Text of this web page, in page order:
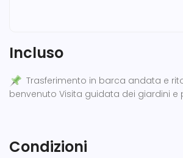
Incluso
Trasferimento in barca andata e
benvenuto Visita guidata dei giardini e
Condizioni